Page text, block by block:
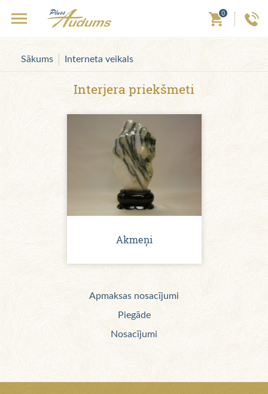
0
Sākums Interneta veikals
Interjera priekšmeti
Akmeņi
Apmaksas nosacījumi
Piegāde
Nosacījumi